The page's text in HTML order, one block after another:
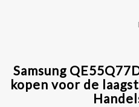
Samsung
kopen voor de